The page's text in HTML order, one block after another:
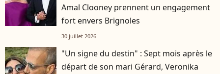
Amal Clooney prennent un engagement
fort envers Brignoles
30 juillet 2026
"Un signe du destin" : Sept mois après le
départ de son mari Gérard, Veronika